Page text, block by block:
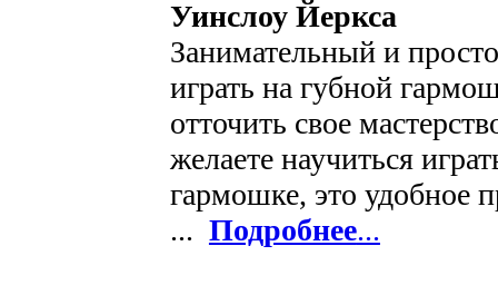
Уинслоу Йеркса
Занимательный и
играть на губной
отточить свое
желаете научиться
гармошке, это удобное
... Подробнее...